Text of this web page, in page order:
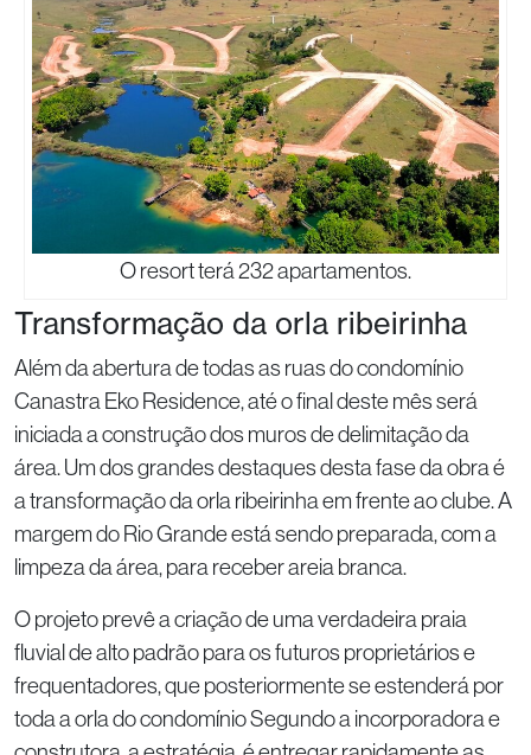
O resort terá 232 apartamentos.
Transformação da orla ribeirinha
Além da abertura de todas as ruas do condomínio
Canastra Eko Residence, até o final deste mês será
iniciada a construção dos muros de delimitação da
área. Um dos grandes destaques desta fase da obra é
a transformação da orla ribeirinha em frente ao clube. A
margem do Rio Grande está sendo preparada, com a
limpeza da área, para receber areia branca.
O projeto prevê a criação de uma verdadeira praia
fluvial de alto padrão para os futuros proprietários e
frequentadores, que posteriormente se estenderá por
toda a orla do condomínio Segundo a incorporadora e